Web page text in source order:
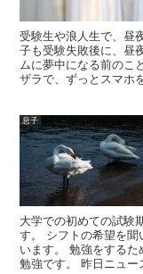
受験生や浪人生で、昼
子も受験失敗後に、昼
ムに夢中になる前のこ
ザラで、ずっとスマホ
息子
大学での初めての試験
す。 シフトの希望を
います。 勉強をするた
勉強です。 昨日ニュー